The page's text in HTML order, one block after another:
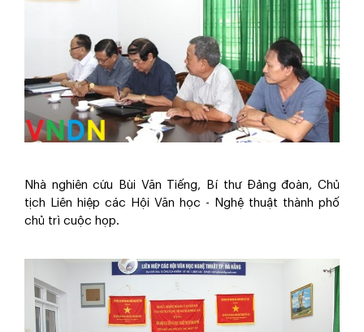
Nhà nghiên cứu Bùi Văn Tiếng, Bí thư Đảng đoàn, Chủ
tịch Liên hiệp các Hội Văn học - Nghệ thuật thành phố
chủ trì cuộc họp.